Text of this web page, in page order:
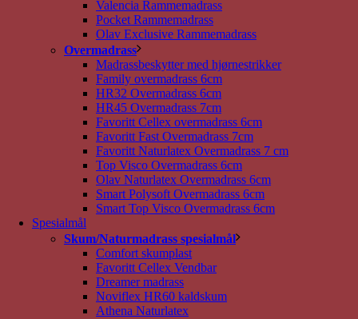
Valencia Rammemadrass
Pocket Rammemadrass
Olav Exclusive Rammemadrass
Overmadrass
Madrassbeskytter med hjørnestrikker
Family overmadrass 6cm
HR32 Overmadrass 6cm
HR45 Overmadrass 7cm
Favoritt Cellex overmadrass 6cm
Favoritt Fast Overmadrass 7cm
Favoritt Naturlatex Overmadrass 7 cm
Top Visco Overmadrass 6cm
Olav Naturlatex Overmadrass 6cm
Smart Polysoft Overmadrass 6cm
Smart Top Visco Overmadrass 6cm
Spesialmål
Skum/Naturmadrass spesialmål
Comfort skumplast
Favoritt Cellex Vendbar
Dreamer madrass
Noviflex HR60 kaldskum
Athena Naturlatex